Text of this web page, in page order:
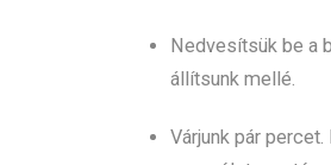
Nedvesítsük be a
állítsunk mellé.
Várjunk pár